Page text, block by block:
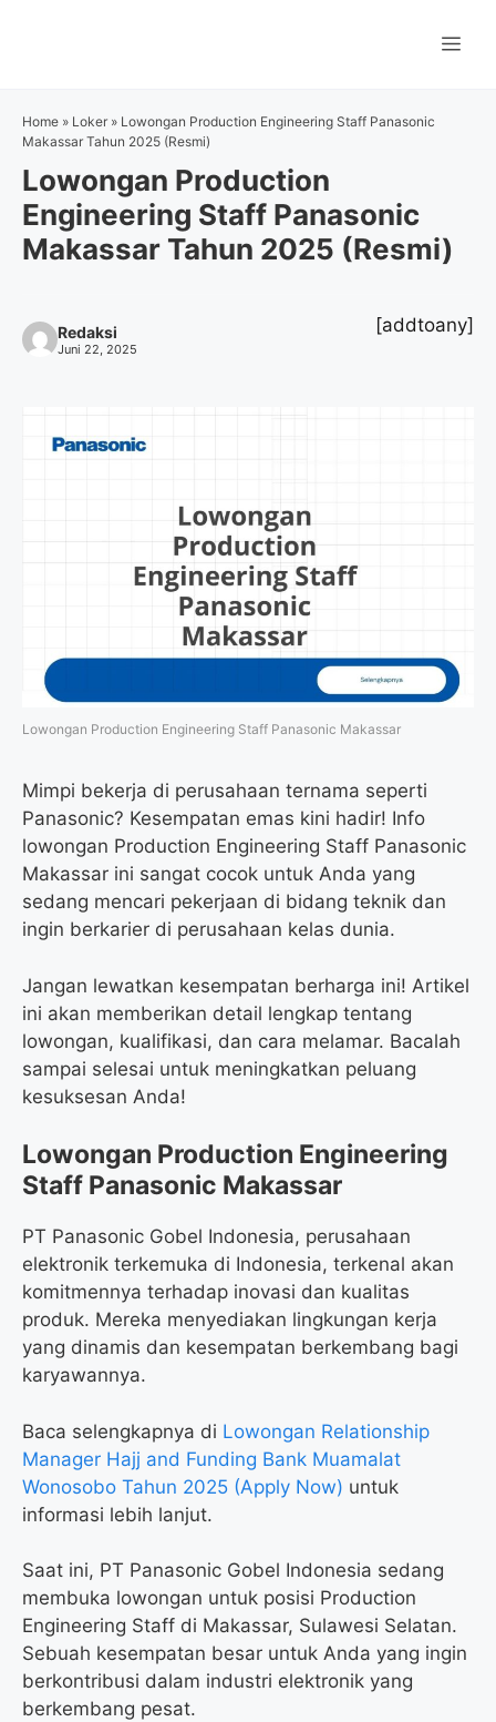
Home » Loker » Lowongan Production Engineering Staff Panasonic
Makassar Tahun 2025 (Resmi)
Lowongan Production
Engineering Staff Panasonic
Makassar Tahun 2025 (Resmi)
Redaksi
Juni 22, 2025
[addtoany]
Lowongan Production Engineering Staff Panasonic Makassar
Mimpi bekerja di perusahaan ternama seperti
Panasonic? Kesempatan emas kini hadir! Info
lowongan Production Engineering Staff Panasonic
Makassar ini sangat cocok untuk Anda yang
sedang mencari pekerjaan di bidang teknik dan
ingin berkarier di perusahaan kelas dunia.
Jangan lewatkan kesempatan berharga ini! Artikel
ini akan memberikan detail lengkap tentang
lowongan, kualifikasi, dan cara melamar. Bacalah
sampai selesai untuk meningkatkan peluang
kesuksesan Anda!
Lowongan Production Engineering
Staff Panasonic Makassar
PT Panasonic Gobel Indonesia, perusahaan
elektronik terkemuka di Indonesia, terkenal akan
komitmennya terhadap inovasi dan kualitas
produk. Mereka menyediakan lingkungan kerja
yang dinamis dan kesempatan berkembang bagi
karyawannya.
Baca selengkapnya di Lowongan Relationship
Manager Hajj and Funding Bank Muamalat
Wonosobo Tahun 2025 (Apply Now) untuk
informasi lebih lanjut.
Saat ini, PT Panasonic Gobel Indonesia sedang
membuka lowongan untuk posisi Production
Engineering Staff di Makassar, Sulawesi Selatan.
Sebuah kesempatan besar untuk Anda yang ingin
berkontribusi dalam industri elektronik yang
berkembang pesat.